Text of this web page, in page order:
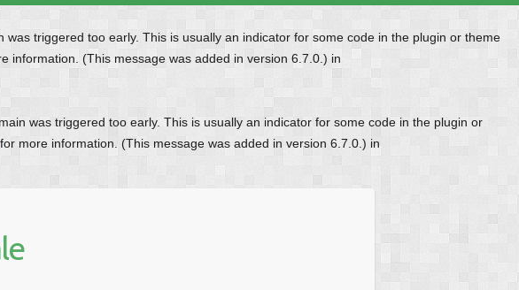
was triggered too early. This is usually an indicator for some code in the plugin or theme
information. (This message was added in version 6.7.0.) in
was triggered too early. This is usually an indicator for some code in the plugin or
for more information. (This message was added in version 6.7.0.) in